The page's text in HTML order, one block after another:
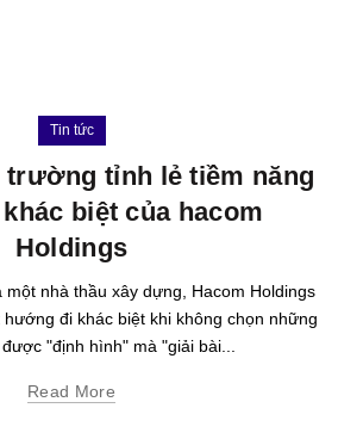
Tin tức
tỉnh lẻ tiềm năng
biệt của hacom
Holdings
nhà thầu xây dựng, Hacom Holdings
đi khác biệt khi không chọn những
"định hình" mà "giải bài...
Read More